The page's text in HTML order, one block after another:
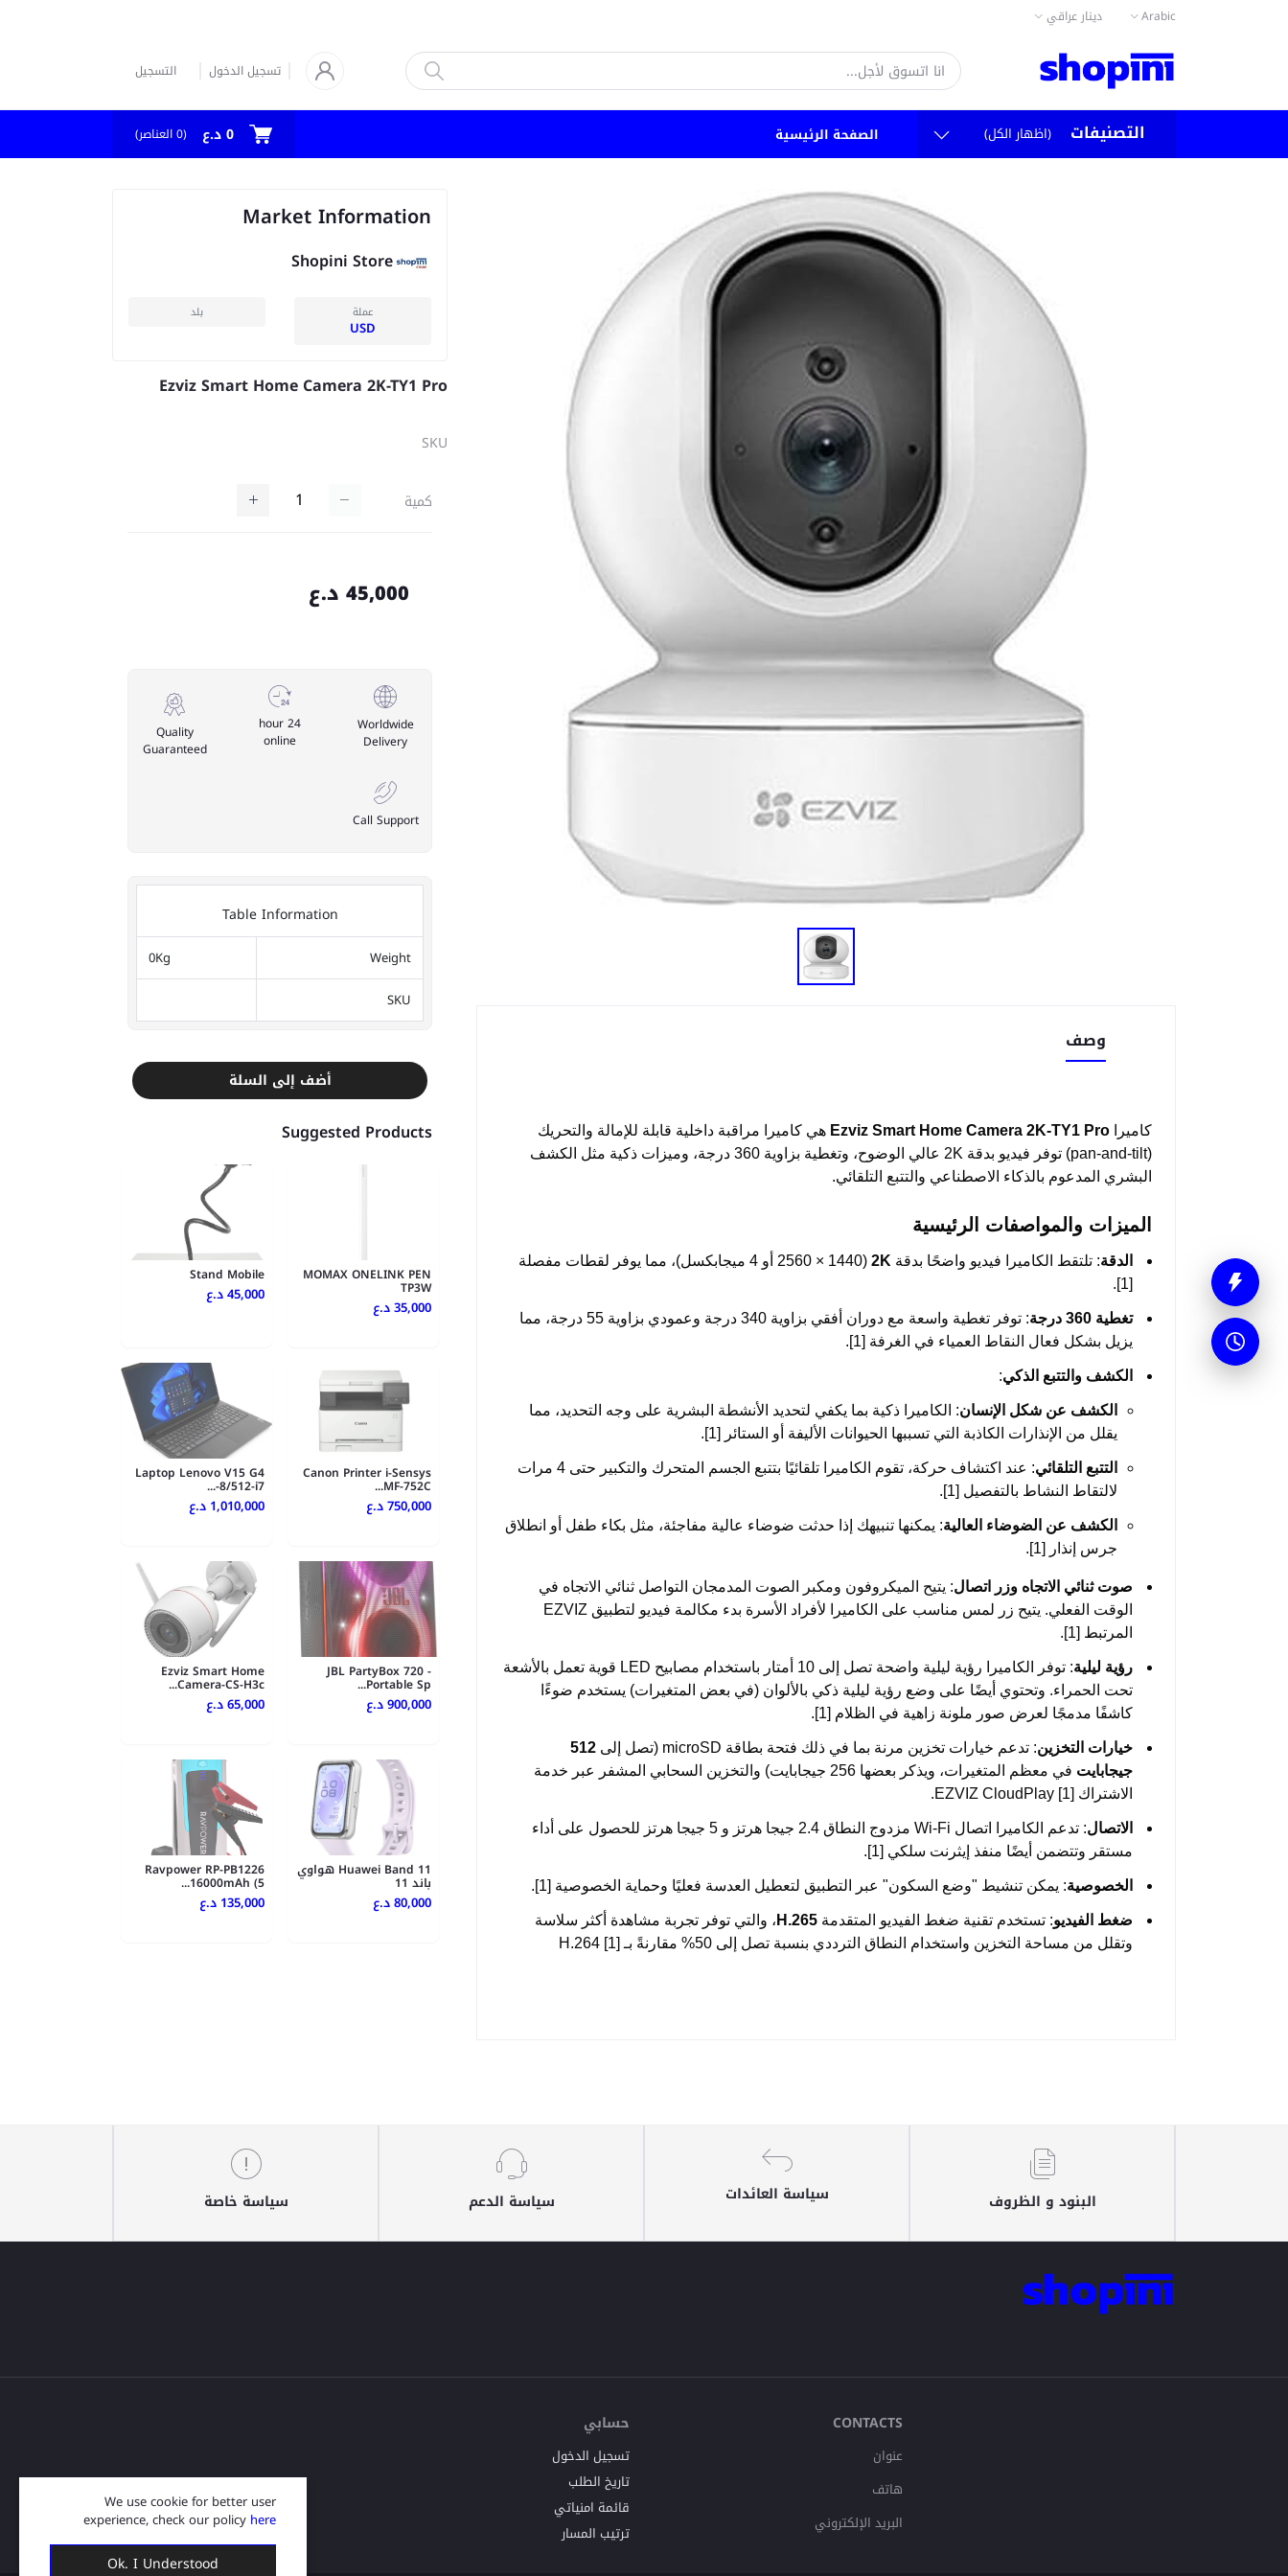
Arabic دينار عراقي
تسجيل الدخول التسجيل
التصنيفات (اظهار الكل) الصفحة الرئيسية 0 د.ع (
0العناصر)
وصف
كاميرا Ezviz Smart Home Camera 2K-TY1 Pro هي كاميرا مراقبة داخلية قابلة للإمالة والتحريك
(pan-and-tilt) توفر فيديو بدقة 2K عالي الوضوح، وتغطية بزاوية 360 درجة، وميزات ذكية مثل الكشف
البشري المدعوم بالذكاء الاصطناعي والتتبع التلقائي.
الميزات والمواصفات الرئيسية
الدقة: تلتقط الكاميرا فيديو واضحًا بدقة 2K
(2560 × 1440 أو 4 ميجابكسل)، مما يوفر لقطات مفصلة
[1].
تغطية 360 درجة
: توفر تغطية واسعة مع دوران أفقي بزاوية 340 درجة وعمودي بزاوية 55 درجة، مما
يزيل بشكل فعال النقاط العمياء في الغرفة [1].
الكشف والتتبع الذكي:
الكشف عن شكل الإنسان: الكاميرا ذكية بما يكفي لتحديد الأنشطة البشرية على وجه التحديد، مما
يقلل من الإنذارات الكاذبة التي تسببها الحيوانات الأليفة أو الستائر [1].
التتبع التلقائي
: عند اكتشاف حركة، تقوم الكاميرا تلقائيًا بتتبع الجسم المتحرك والتكبير حتى 4 مرات
لالتقاط النشاط بالتفصيل [1].
الكشف عن الضوضاء العالية: يمكنها تنبيهك إذا حدثت ضوضاء عالية مفاجئة، مثل بكاء طفل أو انطلاق
جرس إنذار [1].
صوت ثنائي الاتجاه وزر اتصال: يتيح الميكروفون ومكبر الصوت المدمجان التواصل ثنائي الاتجاه في
الوقت الفعلي. يتيح زر لمس مناسب على الكاميرا لأفراد الأسرة بدء مكالمة فيديو لتطبيق EZVIZ
المرتبط [1].
رؤية ليلية
: توفر الكاميرا رؤية ليلية واضحة تصل إلى 10 أمتار باستخدام مصابيح LED قوية تعمل بالأشعة
تحت الحمراء. وتحتوي أيضًا على وضع رؤية ليلية ذكي بالألوان (في بعض المتغيرات) يستخدم ضوءًا
كاشفًا مدمجًا لعرض صور ملونة زاهية في الظلام [1].
خيارات التخزين: تدعم خيارات تخزين مرنة بما في ذلك فتحة بطاقة microSD (تصل إلى
512
جيجابايت
في معظم المتغيرات، ويذكر بعضها 256 جيجابايت) والتخزين السحابي المشفر عبر خدمة
الاشتراك EZVIZ CloudPlay [1].
الاتصال
: تدعم الكاميرا اتصال Wi-Fi مزدوج النطاق 2.4 جيجا هرتز و 5 جيجا هرتز للحصول على أداء
مستقر وتتضمن أيضًا منفذ إيثرنت سلكي [1].
الخصوصية: يمكن تنشيط "وضع السكون" عبر التطبيق لتعطيل العدسة فعليًا وحماية الخصوصية [1].
ضغط الفيديو: تستخدم تقنية ضغط الفيديو المتقدمة H.265 ، والتي توفر تجربة مشاهدة أكثر سلاسة
وتقلل من مساحة التخزين واستخدام النطاق الترددي بنسبة تصل إلى 50% مقارنةً بـ H.264 [1]
Market Information
Shopini Store
عملة
USD
بلد
Ezviz Smart Home Camera 2K-TY1 Pro
SKU
كمية
45,000 د.ع
Worldwide
Delivery
24 hour
online
Quality
Guaranteed
Call Support
Table Information
Weight
0Kg
SKU
أضف إلى السلة
Suggested Products
MOMAX ONELINK PEN
TP3W
35,000 د.ع
Stand Mobile
45,000 د.ع
Canon Printer i-Sensys
MF-752C...
750,000 د.ع
Laptop Lenovo V15 G4
8/512-i7-...
1,010,000 د.ع
JBL PartyBox 720 -
Portable Sp...
900,000 د.ع
Ezviz Smart Home
Camera-CS-H3c...
65,000 د.ع
Huawei Band 11 هواوي
باند 11
80,000 د.ع
Ravpower RP-PB1226
16000mAh (5...
135,000 د.ع
البنود و الظروف سياسة العائدات سياسة الدعم سياسة خاصة
CONTACTS
عنوان
هاتف
البريد الإلكتروني
حسابي
تسجيل الدخول
تاريخ الطلب
قائمة امنياتي
ترتيب المسار
We use cookie for better user
experience, check our policy here
Ok. I Understood